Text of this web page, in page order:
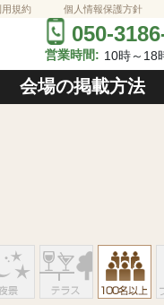
用規約 個人情報保護方針
050-
営業時間: 10時～18
会場の掲載方法